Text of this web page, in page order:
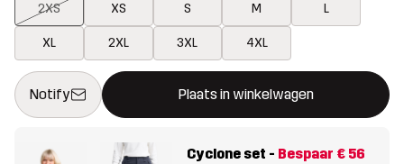
2XS XS S M L
XL 2XL 3XL 4XL
Notify Plaats in winkelwagen
Deze knop opent een modal met de bevestiging van een
{{size}} niet beschikbaar
Cyclone set - Bespaar € 56